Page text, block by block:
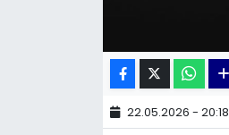
22.05.2026 - 20:18
YEREL POLİTİKA
YEREL YÖNETİMLER